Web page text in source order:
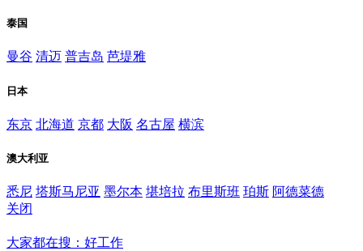
泰国
曼谷 清迈 普吉岛 芭堤雅
日本
东京 北海道 京都 大阪 名古屋 横滨
澳大利亚
悉尼 塔斯马尼亚 墨尔本 堪培拉 布里斯班 珀斯 阿德菜德
关闭
大家都在搜：好工作